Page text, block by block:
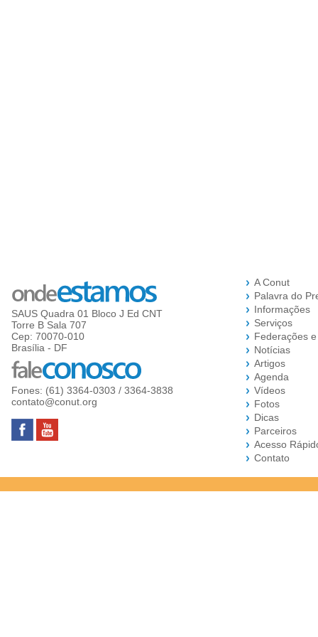
SAUS Quadra 01 Bloco J Ed CNT
Torre B Sala 707
Cep: 70070-010
Brasília - DF
Fones: (61) 3364-0303 / 3364-3838
contato@conut.org
A Conut
Palavra do
Informações
Serviços
Federações
Notícias
Artigos
Agenda
Vídeos
Fotos
Dicas
Parceiros
Acesso
Contato